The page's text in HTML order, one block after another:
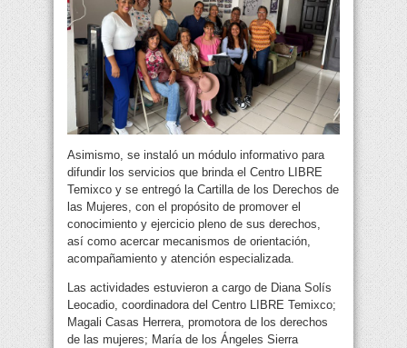
Asimismo, se instaló un módulo informativo para
difundir los servicios que brinda el Centro LIBRE
Temixco y se entregó la Cartilla de los Derechos de
las Mujeres, con el propósito de promover el
conocimiento y ejercicio pleno de sus derechos,
así como acercar mecanismos de orientación,
acompañamiento y atención especializada.
Las actividades estuvieron a cargo de Diana Solís
Leocadio, coordinadora del Centro LIBRE Temixco;
Magali Casas Herrera, promotora de los derechos
de las mujeres; María de los Ángeles Sierra